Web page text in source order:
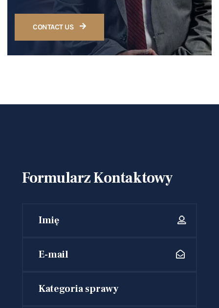
CONTACT US
Formularz Kontaktowy
Kategoria sprawy